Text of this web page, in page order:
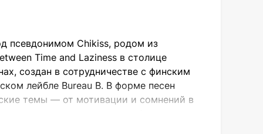
псевдонимом Chikiss, родом из
Time and Laziness в столице
создан в сотрудничестве с финским
лейбле Bureau B. В форме песен
темы — от мотивации и сомнений в
утончённым и проработанным